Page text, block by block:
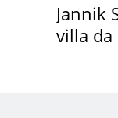
Jannik
villa da